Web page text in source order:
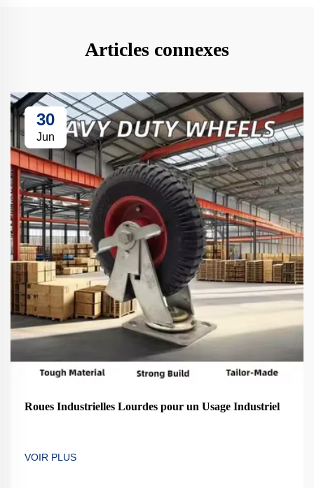
Articles connexes
30
Jun
Roues Industrielles Lourdes pour un Usage Industriel
VOIR PLUS